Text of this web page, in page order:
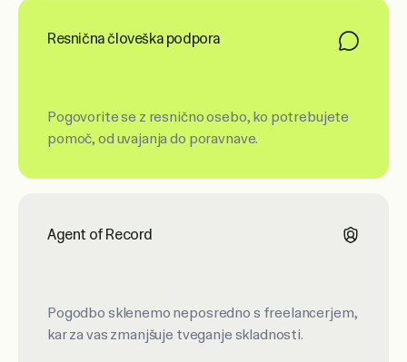
Resnična človeška podpora
Pogovorite se z resnično osebo, ko potrebujete
pomoč, od uvajanja do poravnave.
Agent of Record
Pogodbo sklenemo neposredno s freelancerjem,
kar za vas zmanjšuje tveganje skladnosti.